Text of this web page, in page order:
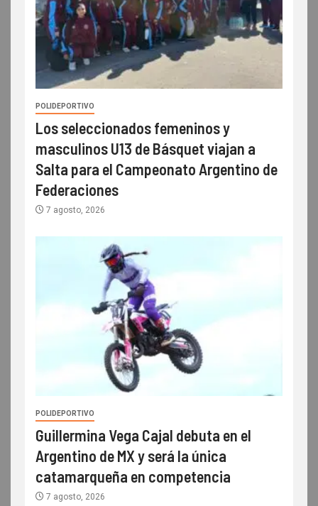
POLIDEPORTIVO
Los seleccionados femeninos y
masculinos U13 de Básquet viajan a
Salta para el Campeonato Argentino de
Federaciones
7 agosto, 2026
POLIDEPORTIVO
Guillermina Vega Cajal debuta en el
Argentino de MX y será la única
catamarqueña en competencia
7 agosto, 2026